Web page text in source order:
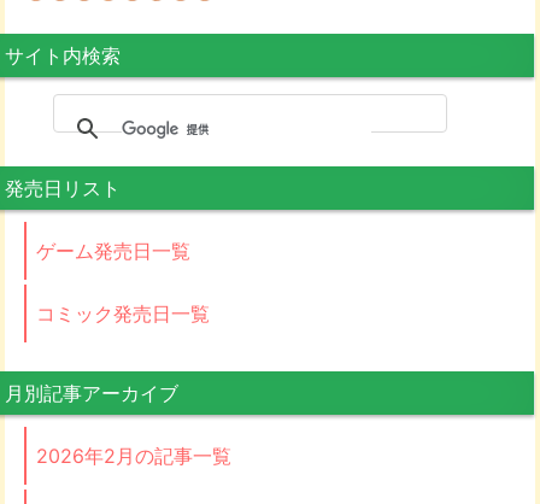
サイト内検索
発売日リスト
ゲーム発売日一覧
コミック発売日一覧
月別記事アーカイブ
2026年2月の記事一覧